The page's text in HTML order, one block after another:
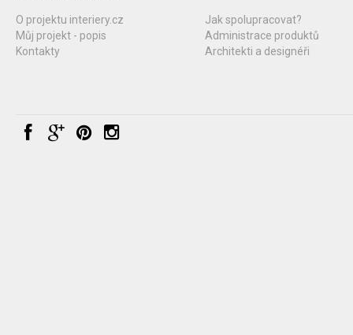
O projektu interiery.cz
Můj projekt - popis
Kontakty
Jak spolupracovat?
Administrace produktů
Architekti a designéři